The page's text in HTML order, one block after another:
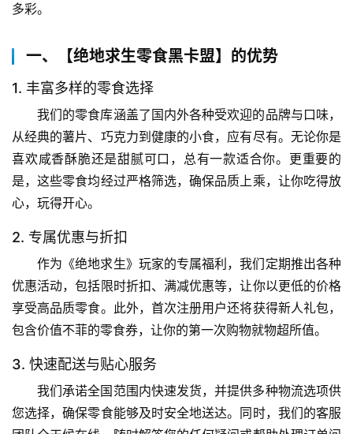
多彩。
一、【绝地求生零食黑卡盟】的优势
1. 丰富多样的零食选择
我们的零食库涵盖了国内外各种受欢迎的品牌与口味，
从经典的薯片、巧克力到健康的小食，应有尽有。无论你是
喜欢咸香酥脆还是甜腻可口，总有一款适合你。更重要的
是，这些零食均经过严格筛选，确保品质上乘，让你吃得放
心，玩得开心。
2. 专属优惠与折扣
作为《绝地求生》玩家的专属福利，我们定期推出各种
优惠活动，包括限时折扣、满减优惠等，让你以更低的价格
享受高品质零食。此外，首次注册用户还将获得新人礼包，
包含价值不菲的零食券，让你的第一次购物就物超所值。
3. 快速配送与贴心服务
我们承诺全国范围内快速发货，并提供多种物流选项供
您选择，确保零食能够及时安全地送达。同时，我们的客服